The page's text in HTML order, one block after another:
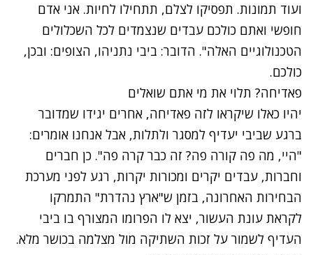
ועוד תמונות. תפסיקו לצלם, תתחילו לחיות. אני אדם
חופשי ואתם כולכם עבדים שנצמדים לכל השכלולים
הטכנולוגיים האלה". הדובר: ביבי נתניהו, הצופים: ובכן,
כולכם.
פאדיחה? תלוי את מי אתם שואלים
יהיו כאלו שיקראו לזה פאדיחה, אחרים יגידו שמדובר
ברגע שביבי יעדיף למסגר ולתלות, אבל אנחנו אומרים:
"היי, מה פה קורה פה? זה כבר קרה פה". כן חברים
וחברות, עבדים יקרים ומכורות יקרות, רגע לפני מערכת
הבחירות האחרונה, בזמן ש"ארץ נהדרת" התמרקו
לקראת עונת העשור, יצא לו הפרומו המצורף בו ביבי
העדיף לשמור על זכות השתיקה מול מצלמה בכושר מלא.